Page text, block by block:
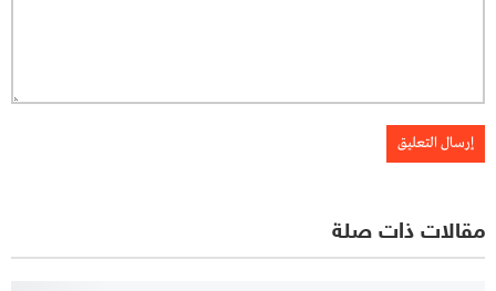
مقالات ذات صلة